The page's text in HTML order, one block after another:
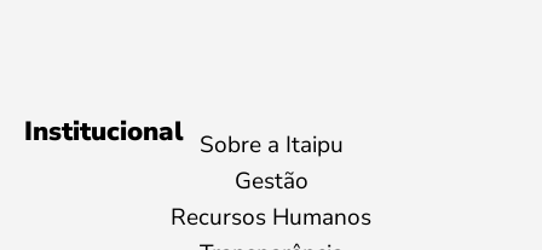
Institucional Sobre a Itaipu
Gestão
Recursos Humanos